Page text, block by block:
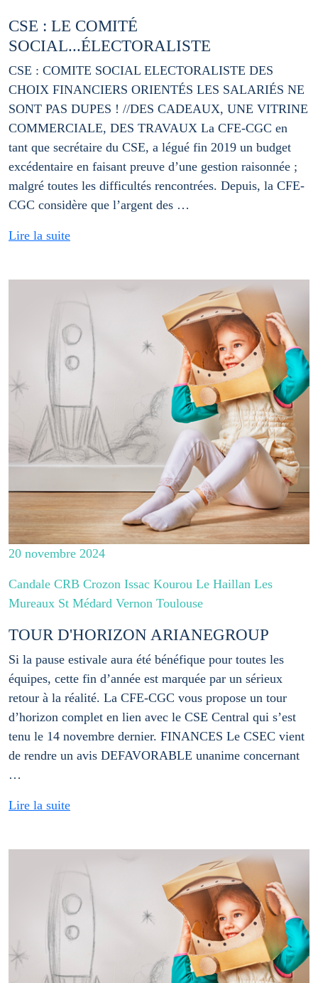
CSE : LE COMITÉ
SOCIAL...ÉLECTORALISTE
CSE : COMITE SOCIAL ELECTORALISTE DES
CHOIX FINANCIERS ORIENTÉS LES SALARIÉS NE
SONT PAS DUPES ! //DES CADEAUX, UNE VITRINE
COMMERCIALE, DES TRAVAUX La CFE-CGC en
tant que secrétaire du CSE, a légué fin 2019 un budget
excédentaire en faisant preuve d’une gestion raisonnée ;
malgré toutes les difficultés rencontrées. Depuis, la CFE-
CGC considère que l’argent des …
Lire la suite
20 novembre 2024
Candale CRB Crozon Issac Kourou Le Haillan Les
Mureaux St Médard Vernon Toulouse
TOUR D'HORIZON ARIANEGROUP
Si la pause estivale aura été bénéfique pour toutes les
équipes, cette fin d’année est marquée par un sérieux
retour à la réalité. La CFE-CGC vous propose un tour
d’horizon complet en lien avec le CSE Central qui s’est
tenu le 14 novembre dernier. FINANCES Le CSEC vient
de rendre un avis DEFAVORABLE unanime concernant
…
Lire la suite